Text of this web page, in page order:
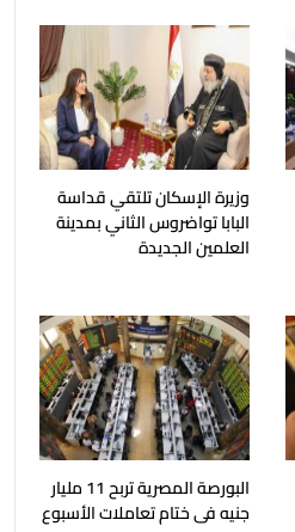
وزيرة الإسكان تلتقي قداسة
البابا تواضروس الثاني بمدينة
العلمين الجديدة
البورصة المصرية تربح 11 مليار
جنيه فى ختام تعاملات الأسبوع